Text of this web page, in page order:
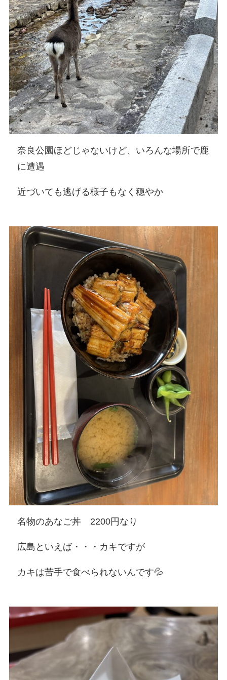
奈良公園ほどじゃないけど、いろんな場所で鹿
に遭遇
近づいても逃げる様子もなく穏やか
名物のあなご丼 2200円なり
広島といえば・・・カキですが
カキは苦手で食べられないんです💦